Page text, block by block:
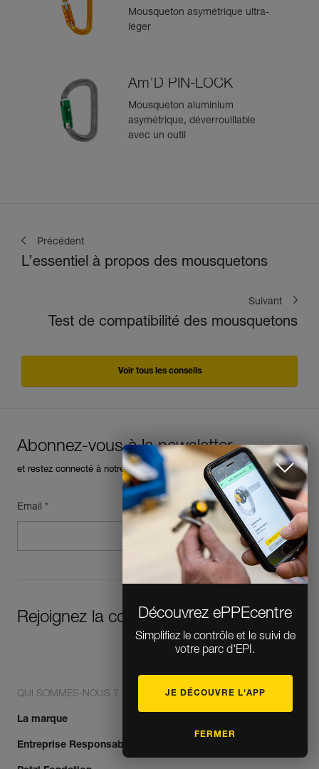
Mousqueton asymétrique ultra-
léger
Am’D PIN-LOCK
Mousqueton aluminium
asymétrique, déverrouillable
avec un outil
Précédent
L’essentiel à propos des mousquetons
Suivant
Test de compatibilité des mousquetons
Voir tous les conseils
Découvrez ePPEcentre
Simplifiez le contrôle et le suivi de
votre parc d'EPI.
JE DÉCOUVRE L'APP
FERMER
Abonnez-vous à la newsletter
et restez connecté à notre actualité
Email *
Rejoignez la communauté !
QUI SOMMES-NOUS ?
La marque
Entreprise Responsable